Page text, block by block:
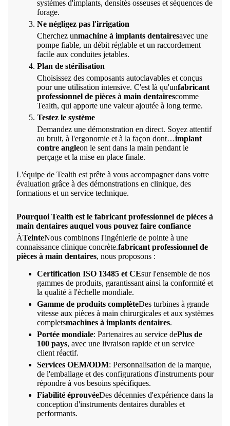
systèmes d'implants, densités osseuses et séquences de
forage.
Ne négligez pas l'irrigation
Cherchez unmachine à implants dentairesavec une
pompe fiable, un débit réglable et un raccordement
facile aux conduites jetables.
Plan de stérilisation
Choisissez des composants autoclavables et conçus
pour une utilisation intensive. C'est là qu'unfabricant
professionnel de pièces à main dentairescomme
Tealth, qui apporte une valeur ajoutée à long terme.
Testez le système
Demandez une démonstration en direct. Soyez attentif
au bruit, à l'ergonomie et à la façon dont…implant
contre angleon le sent dans la main pendant le
perçage et la mise en place finale.
L'équipe de Tealth est prête à vous accompagner dans votre
évaluation grâce à des démonstrations en clinique, des
formations et un service technique.
Pourquoi Tealth est le fabricant professionnel de pièces à
main dentaires auquel vous pouvez faire confiance
ÀTeinteNous combinons l'ingénierie de pointe à une
connaissance clinique concrète.fabricant professionnel de
pièces à main dentaires, nous proposons :
Certification ISO 13485 et CEsur l'ensemble de nos
gammes de produits, garantissant ainsi la conformité et
la qualité à l'échelle mondiale.
Gamme de produits complèteDes turbines à grande
vitesse aux pièces à main chirurgicales et aux systèmes
completsmachines à implants dentaires.
Portée mondiale: Partenaires au service dePlus de
100 pays, avec une livraison rapide et un service
client réactif.
Services OEM/ODM: Personnalisation de la marque,
de l'emballage et des configurations d'instruments pour
répondre à vos besoins spécifiques.
Fiabilité éprouvéeDes décennies d'expérience dans la
conception d'instruments dentaires durables et
performants.